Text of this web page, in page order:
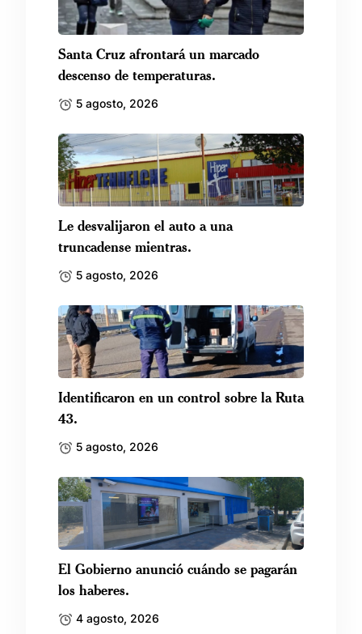
Santa Cruz afrontará un marcado
descenso de temperaturas.
5 agosto, 2026
Le desvalijaron el auto a una
truncadense mientras.
5 agosto, 2026
Identificaron en un control sobre la Ruta
43.
5 agosto, 2026
El Gobierno anunció cuándo se pagarán
los haberes.
4 agosto, 2026